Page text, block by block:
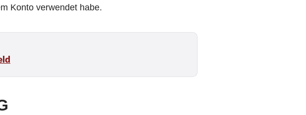
Konto verwendet habe.